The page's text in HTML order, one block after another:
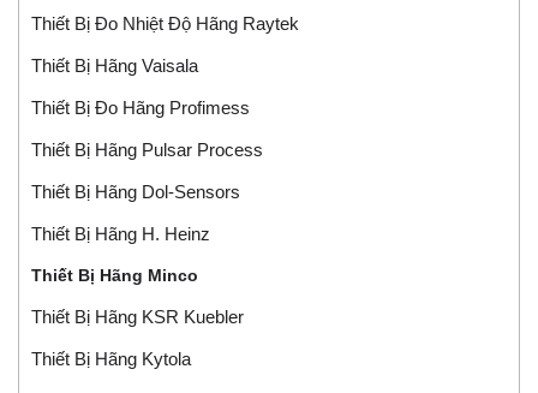
Thiết Bị Đo Nhiệt Độ Hãng Raytek
Thiết Bị Hãng Vaisala
Thiết Bị Đo Hãng Profimess
Thiết Bị Hãng Pulsar Process
Thiết Bị Hãng Dol-Sensors
Thiết Bị Hãng H. Heinz
Thiết Bị Hãng Minco
Thiết Bị Hãng KSR Kuebler
Thiết Bị Hãng Kytola